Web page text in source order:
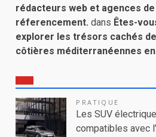
rédacteurs web et agences de
réferencement. dans Êtes-
explorer les trésors cachés
côtières méditerranéennes en
PRATIQUE
Les SUV
compatibles avec